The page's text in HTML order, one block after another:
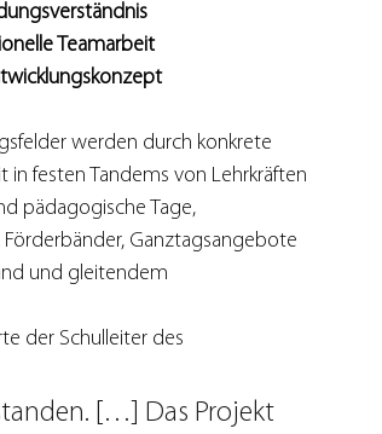
Teamarbeit
werden durch konkrete
festen Tandems von Lehrkräften
pädagogische Tage,
Ganztagsangebote
und gleitendem
der Schulleiter des
[…] Das Projekt